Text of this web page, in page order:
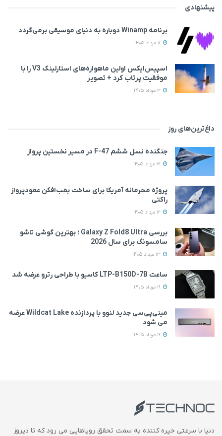
پیشنهادی
برنامه Winamp دوباره به دنیای موسیقی برمی‌گردد
اسپیس‌ایکس اولین ماهواره‌های استارلینک V3 را با
موفقیت پرتاب کرد + تصویر
داغ‌ترین‌های روز
جنگنده نسل ششم F-47 در مسیر نخستین پرواز
پروژه محرمانه آمریکا برای ساخت بمب‌افکن عمودپرواز
راکتی
بررسی Galaxy Z Fold8 Ultra ؛ بهترین گوشی تاشو
سامسونگ برای سال 2026
ساعت LTP-B150D-7B کاسیو با طراحی رترو عرضه شد
مینی‌پی‌سی جدید لنوو با پردازنده Wildcat Lake عرضه
می‌ شود
دنیا با سرعتی خیره کننده به سمت تحقق رویاهایی می رود که تا دیروز